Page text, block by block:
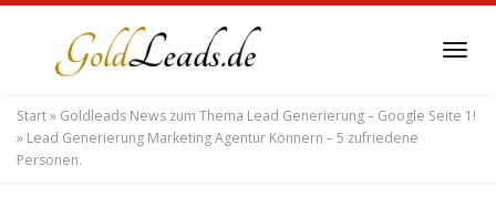
content
Start» Goldleads News zum Thema Lead Generierung – Google Seite 1!
» Lead Generierung Marketing Agentur Könnern – 5 zufriedene
Personen.